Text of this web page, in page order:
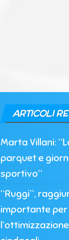
ARTICOLI
Marta Villani:
parquet e
sportivo”
“Ruggi”,
importante per